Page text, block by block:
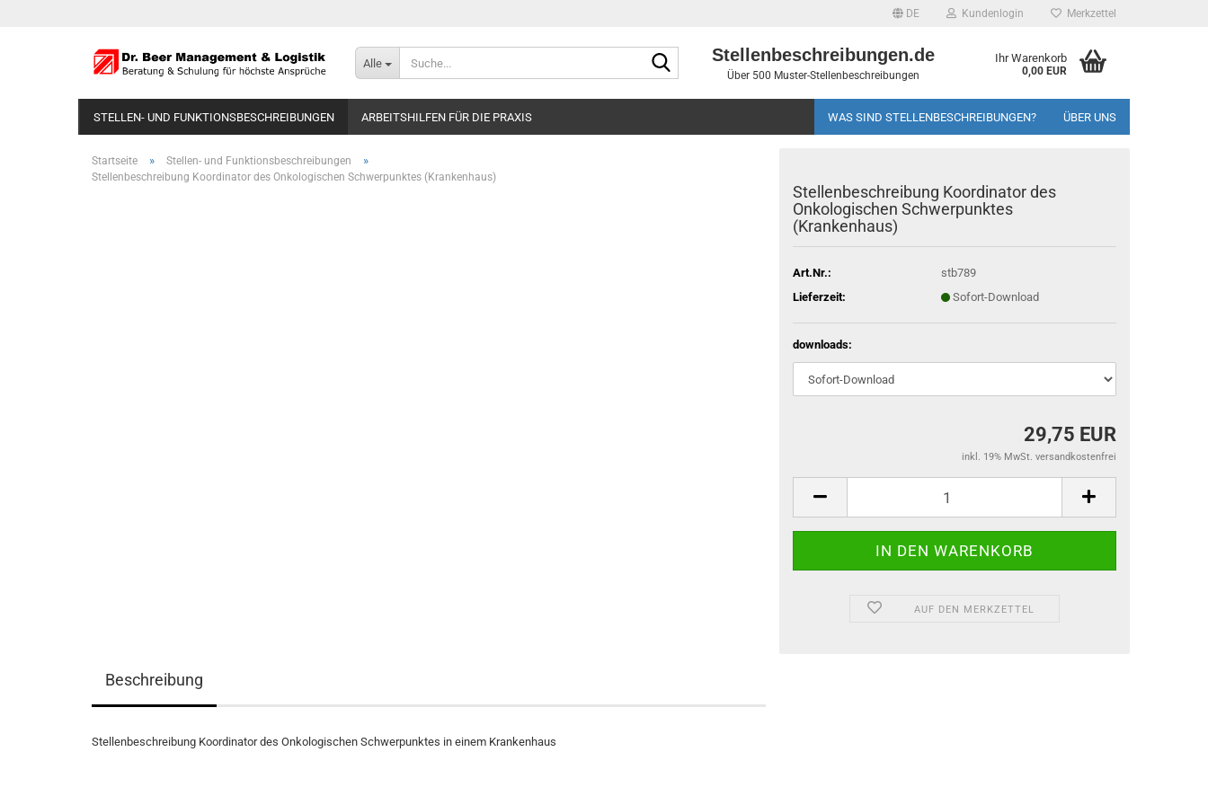
DE Kundenlogin Merkzettel
Alle
Suche...Stellenbeschreibungen.de
Über 500 Muster-Stellenbeschreibungen
Ihr Warenkorb
0,00 EUR
STELLEN- UND FUNKTIONSBESCHREIBUNGEN ARBEITSHILFEN FÜR DIE PRAXIS WAS SIND STELLENBESCHREIBUNGEN? ÜBER UNS
Startseite » Stellen- und Funktionsbeschreibungen »
Stellenbeschreibung Koordinator des Onkologischen Schwerpunktes (Krankenhaus)
Stellenbeschreibung Koordinator des
Onkologischen Schwerpunktes
(Krankenhaus)
Art.Nr.:
stb789
Lieferzeit:
Sofort-Download
downloads:
29,75 EUR
inkl. 19% MwSt. versandkostenfrei
AUF DEN MERKZETTEL
Beschreibung
Stellenbeschreibung Koordinator des Onkologischen Schwerpunktes in einem Krankenhaus